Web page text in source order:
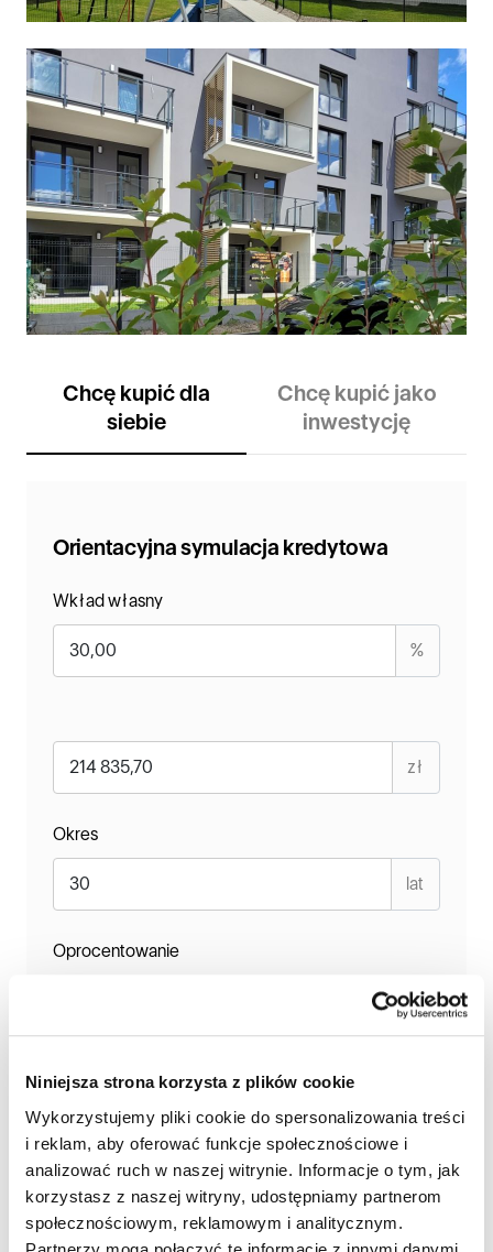
Niniejsza strona korzysta z plików cookie
Wykorzystujemy pliki cookie do spersonalizowania treści
i reklam, aby oferować funkcje społecznościowe i
analizować ruch w naszej witrynie. Informacje o tym, jak
korzystasz z naszej witryny, udostępniamy partnerom
społecznościowym, reklamowym i analitycznym.
Chcę kupić dla
siebie
Chcę kupić jako
inwestycję
Orientacyjna symulacja kredytowa
Wkład własny
%
zł
Okres
lat
Oprocentowanie
3 743 zł
ZAMÓW KONTAKT Z DORADCĄ
W cenie nieruchomości nie jest zawarta cena garażu.